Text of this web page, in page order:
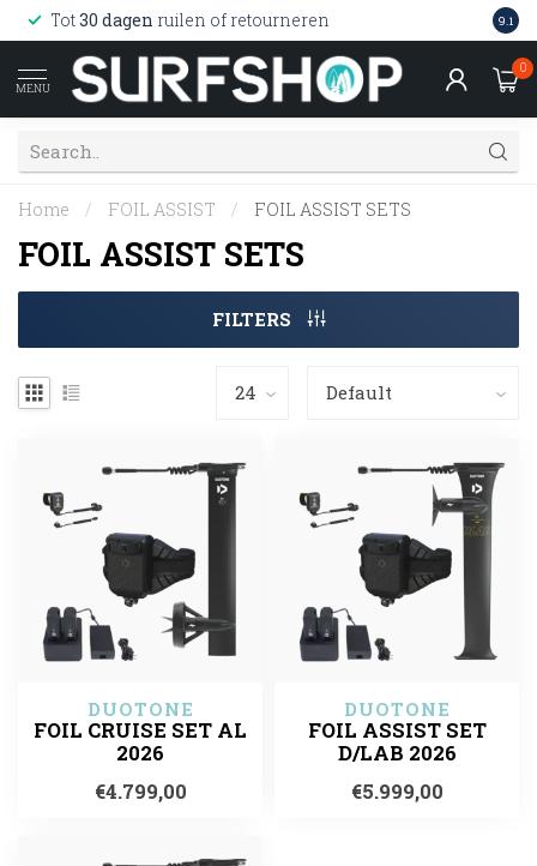
Tot30 dagen ruilen of retourneren 9.1
MENU
0
Home / FOIL ASSIST / FOIL ASSIST SETS
FOIL ASSIST SETS
FILTERS
DUOTONE
FOIL CRUISE SET AL
2026
€4.799,00
DUOTONE
FOIL ASSIST SET
D/LAB 2026
€5.999,00